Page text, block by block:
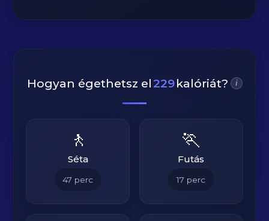
Hogyan égethetsz el 229kalóriát? i
🚶
Séta
47 perc
🏃
Futás
17 perc